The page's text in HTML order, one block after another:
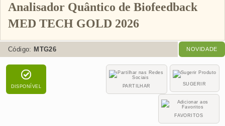
Analisador Quântico de Biofeedback
MED TECH GOLD 2026
Código: MTG26 NOVIDADE
DISPONÍVEL SUGERIR
PARTILHAR
FAVORITOS